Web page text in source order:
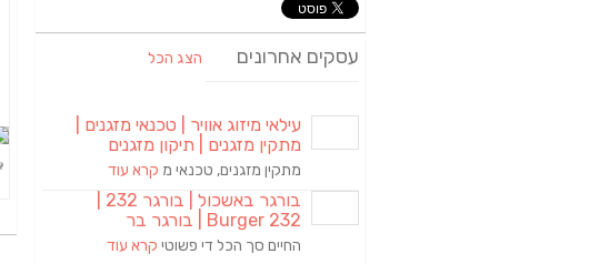
עסקים אחרונים הצג הכל
עילאי מיזוג אוויר | טכנאי מזגנים |
מתקין מזגנים | תיקון מזגנים
מתקין מזגנים, טכנאי מ קרא עוד
Burger 232 | בורגר בר
החיים סך הכל די פשוטי קרא עוד